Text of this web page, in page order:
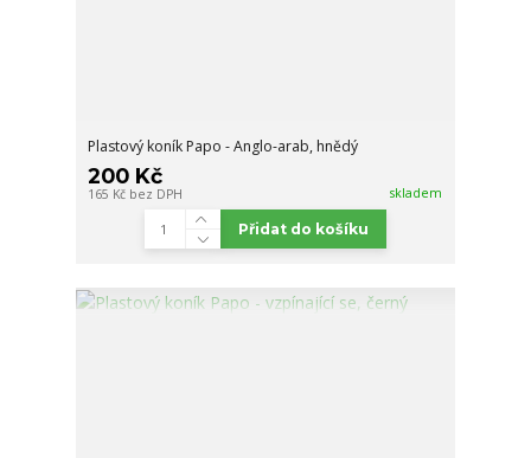
Plastový koník Papo - Anglo-arab, hnědý
200 Kč
165 Kč bez DPH skladem
Přidat do košíku